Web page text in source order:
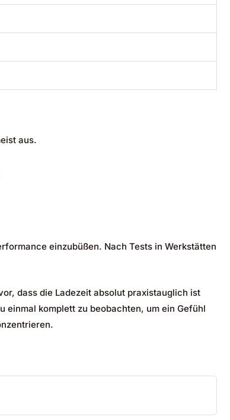
aus.
einzubüßen. Nach Tests in Werkstätten
dass die Ladezeit absolut praxistauglich ist
einmal komplett zu beobachten, um ein Gefühl